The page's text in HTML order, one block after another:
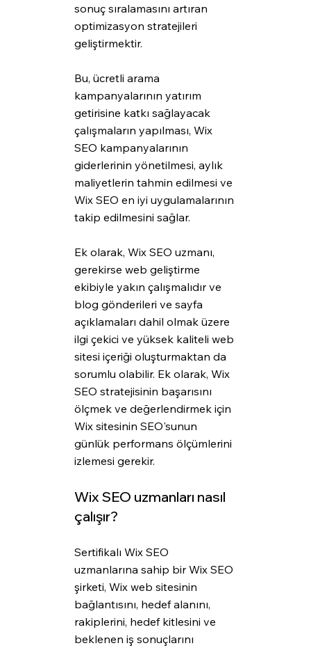
sonuç sıralamasını artıran
optimizasyon stratejileri
geliştirmektir.
Bu, ücretli arama
kampanyalarının yatırım
getirisine katkı sağlayacak
çalışmaların yapılması, Wix
SEO kampanyalarının
giderlerinin yönetilmesi, aylık
maliyetlerin tahmin edilmesi ve
Wix SEO en iyi uygulamalarının
takip edilmesini sağlar.
Ek olarak, Wix SEO uzmanı,
gerekirse web geliştirme
ekibiyle yakın çalışmalıdır ve
blog gönderileri ve sayfa
açıklamaları dahil olmak üzere
ilgi çekici ve yüksek kaliteli web
sitesi içeriği oluşturmaktan da
sorumlu olabilir. Ek olarak, Wix
SEO stratejisinin başarısını
ölçmek ve değerlendirmek için
Wix sitesinin SEO'sunun
günlük performans ölçümlerini
izlemesi gerekir.
Wix SEO uzmanları nasıl
çalışır?
Sertifikalı Wix SEO
uzmanlarına sahip bir Wix SEO
şirketi, Wix web sitesinin
bağlantısını, hedef alanını,
rakiplerini, hedef kitlesini ve
beklenen iş sonuçlarını